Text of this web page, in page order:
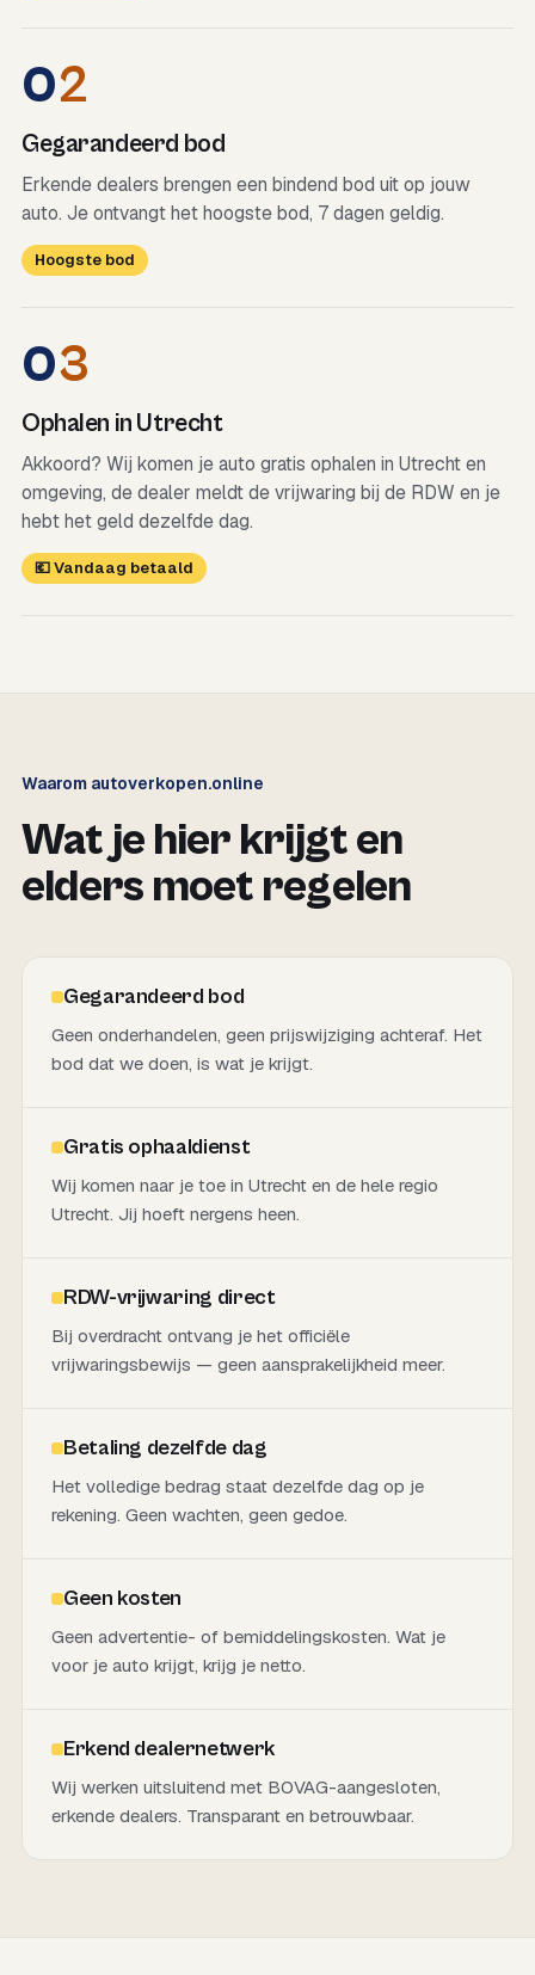
02
Gegarandeerd bod
Erkende dealers brengen een bindend bod uit op jouw
auto. Je ontvangt het hoogste bod, 7 dagen geldig.
Hoogste bod
03
Ophalen in Utrecht
Akkoord? Wij komen je auto gratis ophalen in Utrecht en
omgeving, de dealer meldt de vrijwaring bij de RDW en je
hebt het geld dezelfde dag.
💶 Vandaag betaald
Waarom autoverkopen.online
Wat je hier krijgt en
elders moet regelen
Gegarandeerd bod
Geen onderhandelen, geen prijswijziging achteraf. Het
bod dat we doen, is wat je krijgt.
Gratis ophaaldienst
Wij komen naar je toe in Utrecht en de hele regio
Utrecht. Jij hoeft nergens heen.
RDW-vrijwaring direct
Bij overdracht ontvang je het officiële
vrijwaringsbewijs — geen aansprakelijkheid meer.
Betaling dezelfde dag
Het volledige bedrag staat dezelfde dag op je
rekening. Geen wachten, geen gedoe.
Geen kosten
Geen advertentie- of bemiddelingskosten. Wat je
voor je auto krijgt, krijg je netto.
Erkend dealernetwerk
Wij werken uitsluitend met BOVAG-aangesloten,
erkende dealers. Transparant en betrouwbaar.